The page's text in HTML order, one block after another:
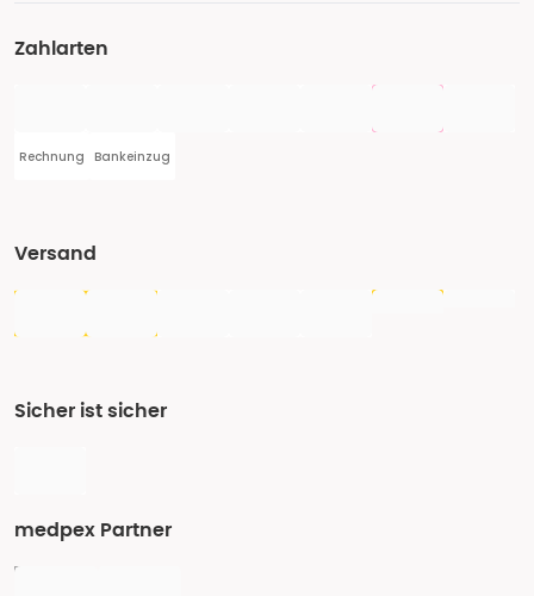
Zahlarten
Rechnung Bankeinzug
Versand
Sicher ist sicher
medpex Partner